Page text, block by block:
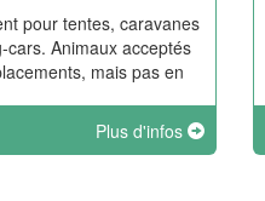
pour tentes, caravanes
cars. Animaux acceptés
mais pas en
Plus d'infos